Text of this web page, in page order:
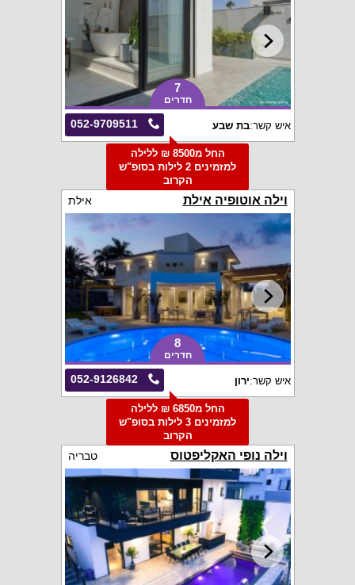
7
חדרים
052-9709511 איש קשר:בת שבע
החל מ8500 ₪ ללילה
למזמינים 2 לילות בסופ"ש
הקרוב
וילה אוטופיה אילת אילת
8
חדרים
052-9126842 איש קשר:ירון
החל מ6850 ₪ ללילה
למזמינים 3 לילות בסופ"ש
הקרוב
וילה נופי האקליפטוס טבריה